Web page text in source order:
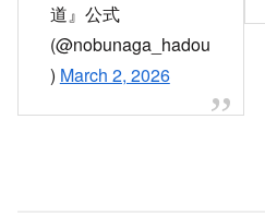
道』公式
(@nobunaga_hadou
) March 2, 2026